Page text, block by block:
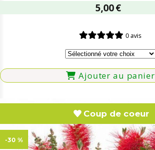
5,00€
0 avis
Ajouter au panier
-30 %
Coup de coeur